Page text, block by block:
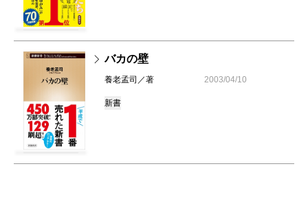
バカの壁
養老孟司／著 2003/04/10
新書